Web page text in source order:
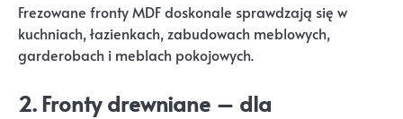
Frezowane fronty MDF doskonale sprawdzają się w
kuchniach, łazienkach, zabudowach meblowych,
garderobach i meblach pokojowych.
2.Fronty drewniane – dla